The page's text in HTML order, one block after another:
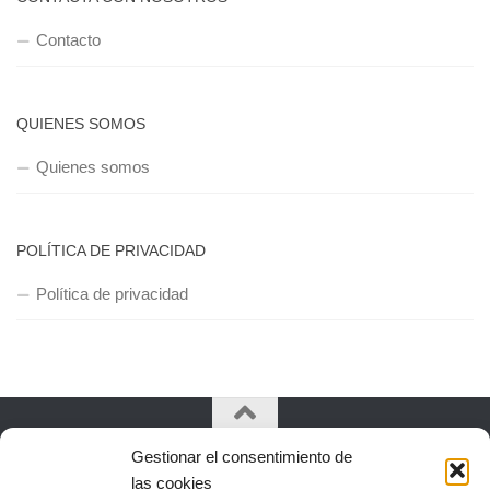
Gestionar el consentimiento de
las cookies
Contacto
QUIENES SOMOS
Quienes somos
POLÍTICA DE PRIVACIDAD
Política de privacidad
Copyright © 2018, Equipo IIColumnas